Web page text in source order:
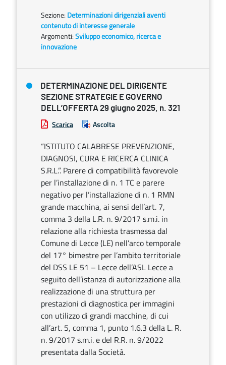
Sezione: Determinazioni dirigenziali aventi
contenuto di interesse generale
Argomenti:Sviluppo economico, ricerca e
innovazione
DETERMINAZIONE DEL DIRIGENTE
SEZIONE STRATEGIE E GOVERNO
DELL’OFFERTA 29 giugno 2025, n. 321
Scarica Ascolta
“ISTITUTO CALABRESE PREVENZIONE,
DIAGNOSI, CURA E RICERCA CLINICA
S.R.L.”. Parere di compatibilità favorevole
per l’installazione di n. 1 TC e parere
negativo per l’installazione di n. 1 RMN
grande macchina, ai sensi dell’art. 7,
comma 3 della L.R. n. 9/2017 s.m.i. in
relazione alla richiesta trasmessa dal
Comune di Lecce (LE) nell’arco temporale
del 17° bimestre per l’ambito territoriale
del DSS LE 51 – Lecce dell’ASL Lecce a
seguito dell’istanza di autorizzazione alla
realizzazione di una struttura per
prestazioni di diagnostica per immagini
con utilizzo di grandi macchine, di cui
all’art. 5, comma 1, punto 1.6.3 della L. R.
n. 9/2017 s.m.i. e del R.R. n. 9/2022
presentata dalla Società.